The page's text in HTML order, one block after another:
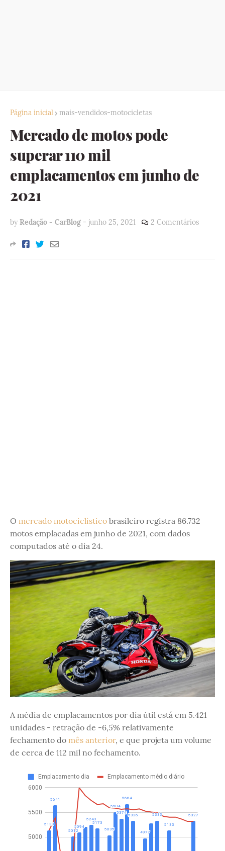
Página inicial mais-vendidos-motocicletas
Mercado de motos pode
superar 110 mil
emplacamentos em junho de
2021
by Redação - CarBlog - junho 25, 2021 2 Comentários
O mercado motociclístico brasileiro registra 86.732
motos emplacadas em junho de 2021, com dados
computados até o dia 24.
A média de emplacamentos por dia útil está em 5.421
unidades - retração de -6,5% relativamente
fechamento do mês anterior, e que projeta um volume
de cerca de 112 mil no fechamento.